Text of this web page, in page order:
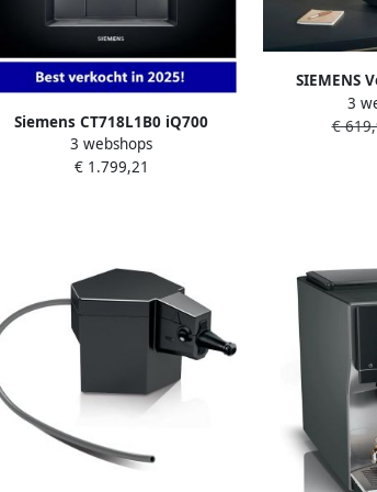
Siemens CT718L1B0 iQ700
Inbouw espressomachine Zwart
Home Connect autoMilk Clean
3 webshops
€ 1.799,21
SIEMENS
3
€